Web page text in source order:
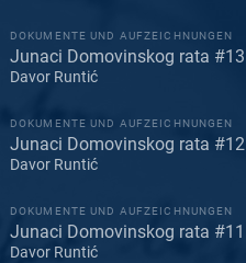
DOKUMENTE UND AUFZEICHNUNGEN
Junaci Domovinskog rata #13
Davor Runtić
DOKUMENTE UND AUFZEICHNUNGEN
Junaci Domovinskog rata #12
Davor Runtić
DOKUMENTE UND AUFZEICHNUNGEN
Junaci Domovinskog rata #11
Davor Runtić